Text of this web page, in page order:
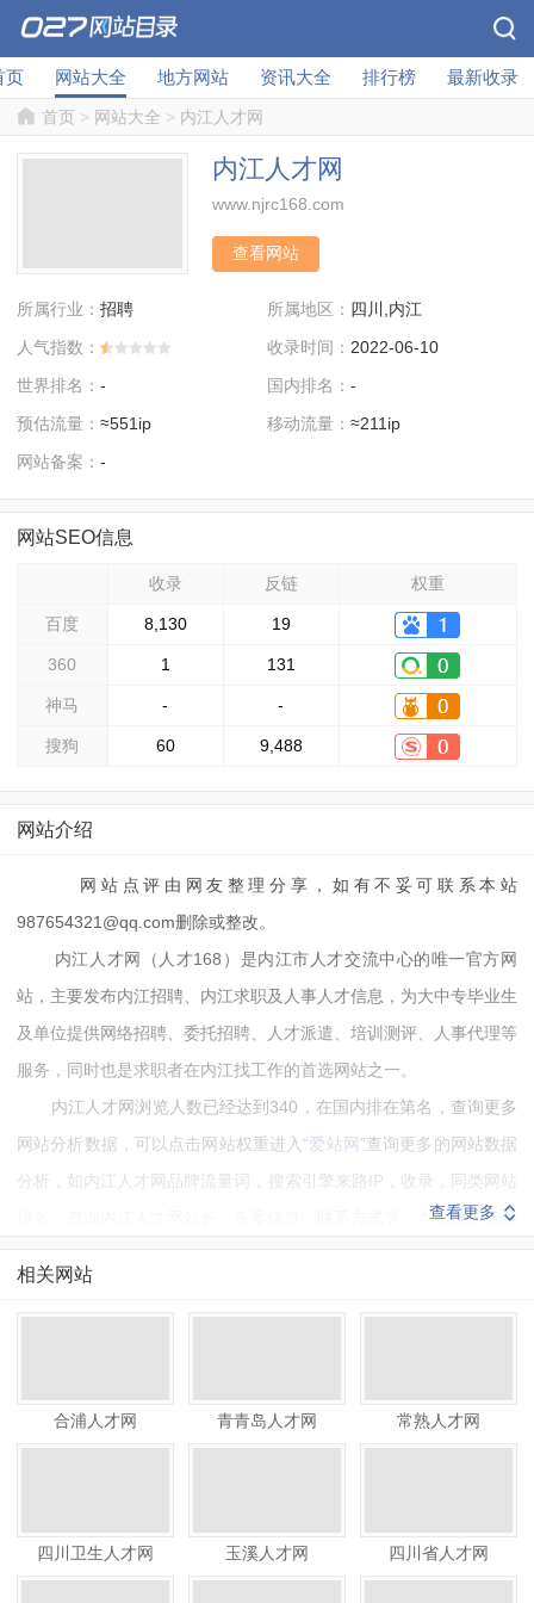
页 网站大全 地方网站 资讯大全 排行榜 最新收录
首页 > 网站大全 > 内江人才网
内江人才网
www.njrc168.com
查看网站
所属行业： 招聘 所属地区： 四川,内江
人气指数：
收录时间： 2022-06-10
世界排名： - 国内排名： -
预估流量： ≈551ip 移动流量： ≈211ip
网站备案： -
网站SEO信息
收录 反链 权重
百度 8,130 19
360 1 131
神马 - -
搜狗 60 9,488
网站介绍
网站点评由网友整理分享，如有不妥可联系本站
987654321@qq.com删除或整改。
内江人才网（人才168）是内江市人才交流中心的唯一官方网
站，主要发布内江招聘、内江求职及人事人才信息，为大中专毕业生
及单位提供网络招聘、委托招聘、人才派遣、培训测评、人事代理等
服务，同时也是求职者在内江找工作的首选网站之一。
内江人才网浏览人数已经达到340，在国内排在第名，查询更多
网站分析数据，可以点击网站权重进入“爱站网 ”查询更多的网站数据
分析，如内江人才网品牌流量词，搜索引擎来路IP，收录，同类网站
排名，查询内江人才网站长，备案信息，联系方式等。本站数据仅供
查看更多
相关网站
合浦人才网 青青岛人才网 常熟人才网
四川卫生人才网 玉溪人才网 四川省人才网